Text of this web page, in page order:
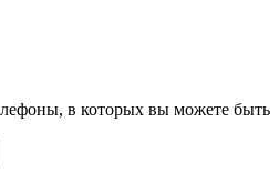
в которых вы можете быть